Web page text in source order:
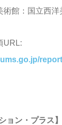
術館：国立西洋
URL:
ョン・プラス】